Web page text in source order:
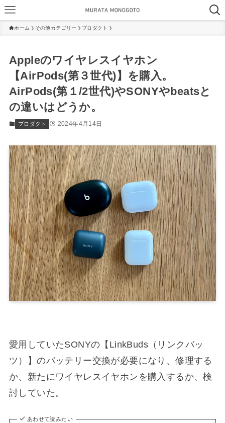
ホーム その他カテゴリー プロダクト
Appleのワイヤレスイヤホン
【AirPods(第３世代)】を購入。
AirPods(第１/2世代)やSONYやbeatsと
の違いはどうか。
プロダクト 2024年4月14日
愛用していたSONYの【LinkBuds（リンクバッ
ツ）】のバッテリー交換が必要になり、修理する
か、新たにワイヤレスイヤホンを購入するか、検
討していた。
あわせて読みたい